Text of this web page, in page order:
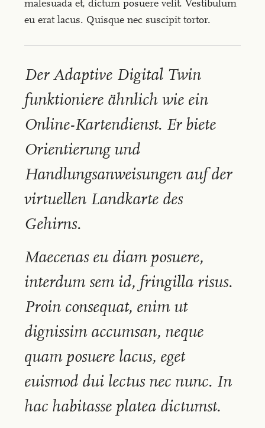
malesuada et, dictum posuere velit. Vestibulum
eu erat lacus. Quisque nec suscipit tortor.
Der Adaptive Digital Twin
funktioniere ähnlich wie ein
Online-Kartendienst. Er biete
Orientierung und
Handlungsanweisungen auf der
virtuellen Landkarte des
Gehirns.
Maecenas eu diam posuere,
interdum sem id, fringilla risus.
Proin consequat, enim ut
dignissim accumsan, neque
quam posuere lacus, eget
euismod dui lectus nec nunc. In
hac habitasse platea dictumst.